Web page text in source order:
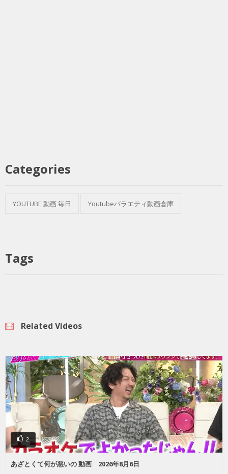
Categories
YOUTUBE 動画 毎日 Youtubeバラエティ動画倉庫
Tags
Related Videos
2
あざとくて何が悪いの 動画 2026年8月6日